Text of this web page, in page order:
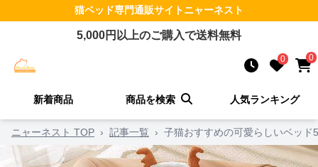
猫ベッド専門通販サイトニャーネスト
5,000円以上のご購入で送料無料
0 0
新着商品 商品を検索 人気ランキング
ニャーネスト TOP › 記事一覧 › 子猫おすすめの可愛らしいベッド